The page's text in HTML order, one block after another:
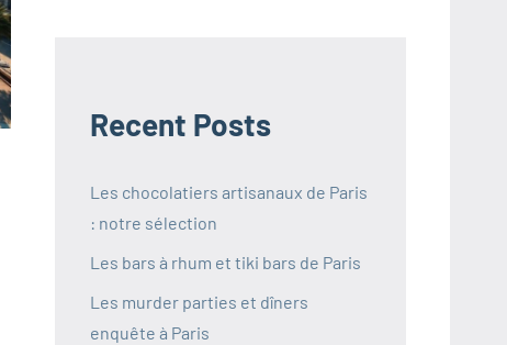
Recent Posts
Les chocolatiers artisanaux de Paris
: notre sélection
Les bars à rhum et tiki bars de Paris
Les murder parties et dîners
enquête à Paris